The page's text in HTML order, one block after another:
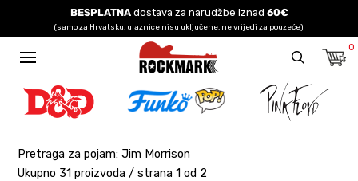
BESPLATNAdostava za narudžbe iznad 60€
(samo za Hrvatsku, ulaznice nisu uključene, ne vrijedi za pouzeće)
0
Pretraga za pojam: Jim Morrison
Ukupno 31 proizvoda / strana 1 od 2